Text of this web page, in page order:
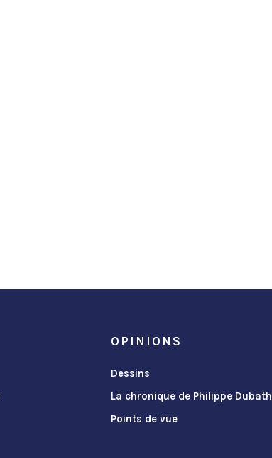
OPINIONS
Dessins
La chronique de Philippe Dubath
Points de vue